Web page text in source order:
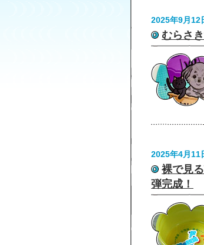
2025年9月12
むらさ
2025年4月11
裸で見
弾完成！